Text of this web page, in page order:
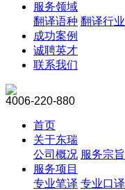
服务领域
翻译语种 翻译行业
成功案例
诚聘英才
联系我们
4006-220-880
首页
关于东瑞
公司概况 服务宗旨
服务项目
专业笔译 专业口译